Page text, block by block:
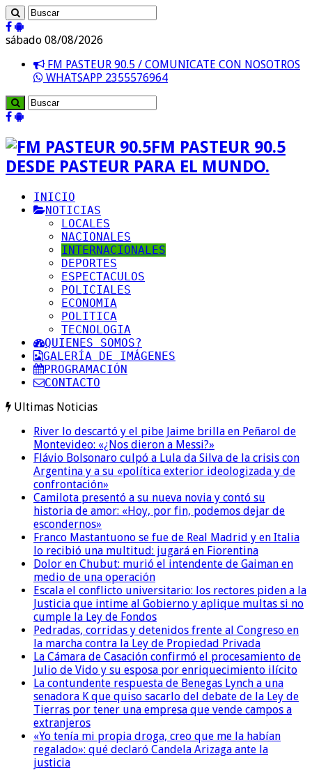
sábado 08/08/2026
FM PASTEUR 90.5 / COMUNICATE CON NOSOTROS
WHATSAPP 2355576964
FM PASTEUR 90.5
DESDE PASTEUR PARA EL MUNDO.
INICIO
NOTICIAS
LOCALES
NACIONALES
INTERNACIONALES
DEPORTES
ESPECTACULOS
POLICIALES
ECONOMIA
POLITICA
TECNOLOGIA
QUIENES SOMOS?
GALERÍA DE IMÁGENES
PROGRAMACIÓN
CONTACTO
Ultimas Noticias
River lo descartó y el pibe Jaime brilla en Peñarol de
Montevideo: «¿Nos dieron a Messi?»
Flávio Bolsonaro culpó a Lula da Silva de la crisis con
Argentina y a su «política exterior ideologizada y de
confrontación»
Camilota presentó a su nueva novia y contó su
historia de amor: «Hoy, por fin, podemos dejar de
escondernos»
Franco Mastantuono se fue de Real Madrid y en Italia
lo recibió una multitud: jugará en Fiorentina
Dolor en Chubut: murió el intendente de Gaiman en
medio de una operación
Escala el conflicto universitario: los rectores piden a la
Justicia que intime al Gobierno y aplique multas si no
cumple la Ley de Fondos
Pedradas, corridas y detenidos frente al Congreso en
la marcha contra la Ley de Propiedad Privada
La Cámara de Casación confirmó el procesamiento de
Julio de Vido y su esposa por enriquecimiento ilícito
La contundente respuesta de Benegas Lynch a una
senadora K que quiso sacarlo del debate de la Ley de
Tierras por tener una empresa que vende campos a
extranjeros
«Yo tenía mi propia droga, creo que me la habían
regalado»: qué declaró Candela Arizaga ante la
justicia